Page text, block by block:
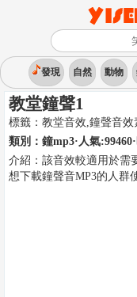
發現 自然 動物
教堂鐘聲1
標籤： 教堂音效,鐘聲音
類別： 鐘mp3·人氣:99460
介紹： 該音效較適用於需
想下載鐘聲音MP3的人群